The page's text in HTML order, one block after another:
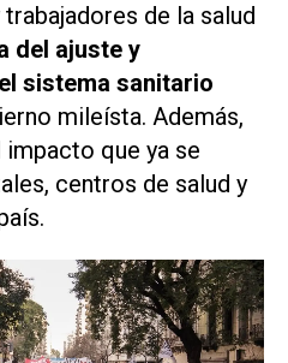
de la salud
del ajuste y
sistema sanitario
mileísta. Además,
que ya se
centros de salud y